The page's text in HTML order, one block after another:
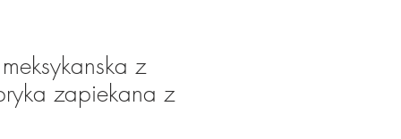
z
zapiekana z